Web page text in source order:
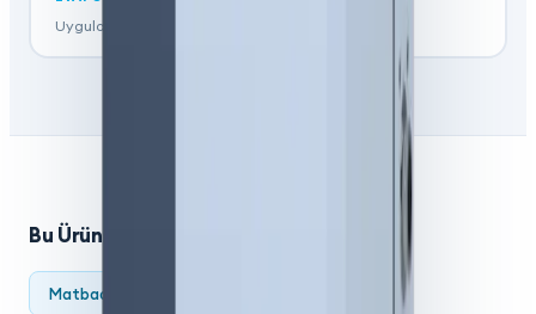
Uygulamaya özel modüler evaporatif nemlendirici.
Bu Ürünün Kullanıldığı Uygulamalar
Matbaa ve Baskı Tesislerinde Nemlendirme